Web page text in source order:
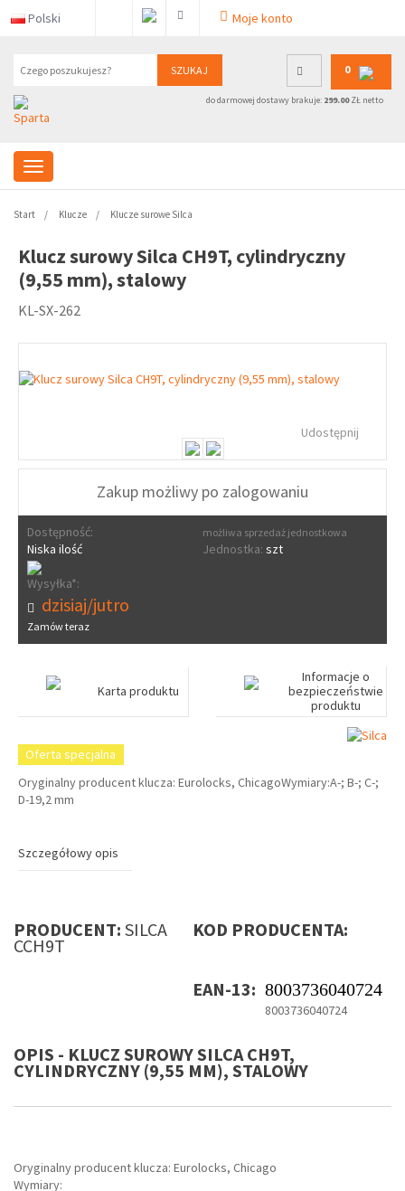
Polski Moje konto
SZUKAJ 0
do darmowej dostawy brakuje: 299.00ZŁ netto
Start Klucze Klucze surowe Silca
Klucz surowy Silca CH9T, cylindryczny
(9,55 mm), stalowy
KL-SX-262
Udostępnij
Zakup możliwy po zalogowaniu
Dostępność:
Niska ilość
możliwa sprzedaż jednostkowa
Jednostka: szt
Wysyłka*:
dzisiaj/jutro
Zamów teraz
Karta produktu
Informacje o
bezpieczeństwie
produktu
Oferta specjalna
Oryginalny producent klucza: Eurolocks, ChicagoWymiary:A-; B-; C-;
D-19,2 mm
Szczegółowy opis
PRODUCENT: SILCA KOD PRODUCENTA:
CCH9T
EAN-13: 8003736040724
8003736040724
OPIS - KLUCZ SUROWY SILCA CH9T,
CYLINDRYCZNY (9,55 MM), STALOWY
Oryginalny producent klucza: Eurolocks, Chicago
Wymiary: